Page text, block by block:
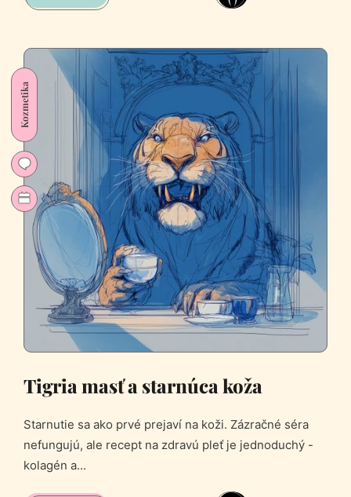
trójskeho
(výživové
doplnky)
Kozmetika
Tigria masť a starnúca koža
Starnutie sa ako prvé prejaví na koži. Zázračné séra
nefungujú, ale recept na zdravú pleť je jednoduchý -
kolagén a...